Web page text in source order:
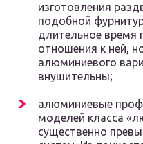
изготовления
подобной
длительное время
отношения к ней,
алюминиевого
внушительны;
алюминиевые
моделей класса
существенно